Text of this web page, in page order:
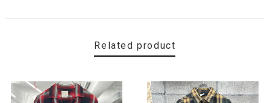
Related product